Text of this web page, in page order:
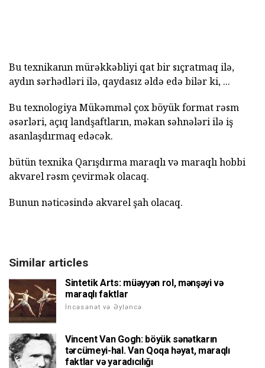
Bu texnikanın mürəkkəbliyi qat bir sıçratmaq ilə,
aydın sərhədləri ilə, qaydasız əldə edə bilər ki, ...
Bu texnologiya Mükəmməl çox böyük format rəsm
əsərləri, açıq landşaftların, məkan səhnələri ilə iş
asanlaşdırmaq edəcək.
bütün texnika Qarışdırma maraqlı və maraqlı hobbi
akvarel rəsm çevirmək olacaq.
Bunun nəticəsində akvarel şah olacaq.
Similar articles
Sintetik Arts: müəyyən rol, mənşəyi və
maraqlı faktlar
İncəsənət və Əyləncə
Vincent Van Gogh: böyük sənətkarın
tərcümeyi-hal. Van Qoqa həyat, maraqlı
faktlar və yaradıcılığı